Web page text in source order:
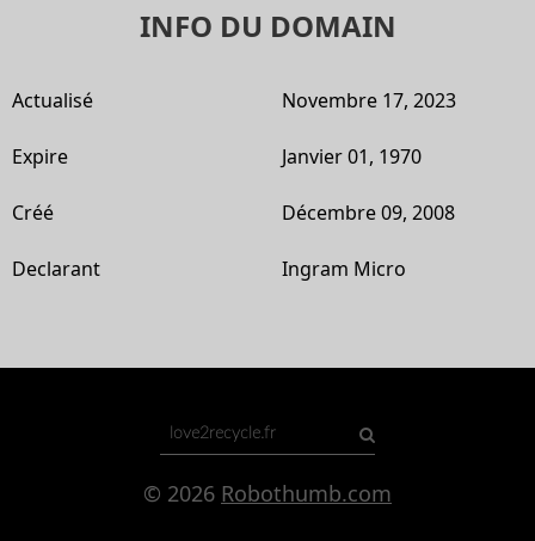
INFO DU DOMAIN
Actualisé Novembre 17, 2023
Expire Janvier 01, 1970
Créé Décembre 09, 2008
Declarant Ingram Micro
© 2026 Robothumb.com